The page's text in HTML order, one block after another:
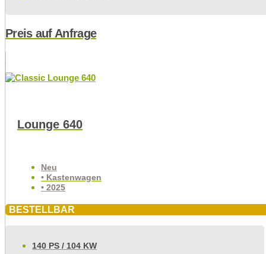
Preis auf Anfrage
Lounge 640
Neu
• Kastenwagen
• 2025
BESTELLBAR
140 PS / 104 KW